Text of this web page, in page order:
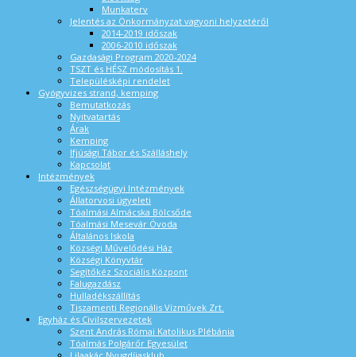
Munkaterv
Jelentés az Önkormányzat vagyoni helyzetéről
2014-2019 időszak
2006-2010 időszak
Gazdasági Program 2020-2024
TSZT és HÉSZ módosítás 1.
Településképi rendelet
Gyógyvizes strand, kemping
Bemutatkozás
Nyitvatartás
Árak
Kemping
Ifjúsági Tábor és Szálláshely
Kapcsolat
Intézmények
Egészségügyi Intézmények
Állatorvosi ügyeleti
Tóalmási Almácska Bölcsőde
Tóalmási Mesevár Óvoda
Általános Iskola
Községi Művelődési Ház
Községi Könyvtár
Segítőkéz Szociális Központ
Falugazdász
Hulladékszállítás
Tiszamenti Regionális Vízművek Zrt.
Egyház és Civilszervezetek
Szent András Római Katolikus Plébánia
Tóalmás Polgárőr Egyesület